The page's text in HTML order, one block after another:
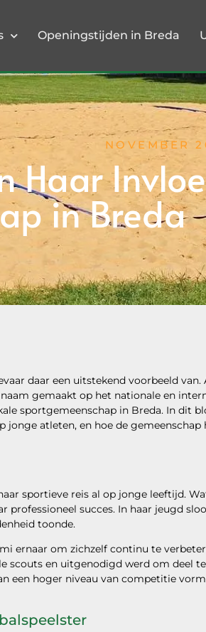
Openingstijden in Breda
NOVEMBER
Haar
in Breda
daar een uitstekend voorbeeld van.
gemaakt op het nationale en
sportgemeenschap in Breda. In dit
atleten, en hoe de gemeenschap
sportieve reis al op jonge leeftijd.
succes. In haar jeugd
toonde.
ernaar om zichzelf continu te
scouts en uitgenodigd werd om deel
een hoger niveau van competitie